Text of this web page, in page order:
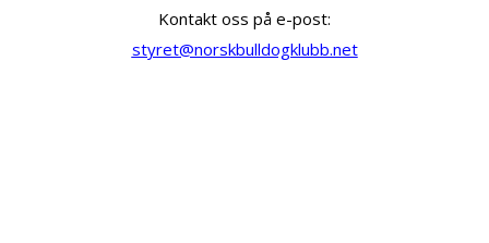
Kontakt oss på e-post:
styret@norskbulldogklubb.net